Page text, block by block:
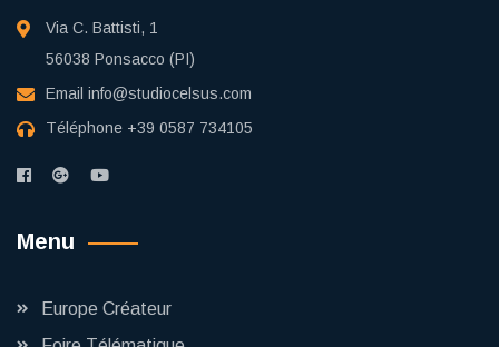
Via C. Battisti, 1
56038 Ponsacco (PI)
Email info@studiocelsus.com
Téléphone +39 0587 734105
Menu
Europe Créateur